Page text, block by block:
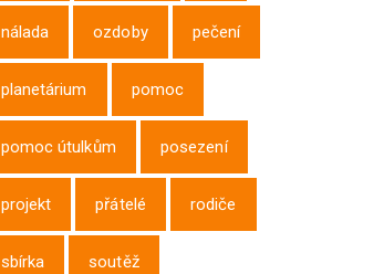
nálada ozdoby pečení
planetárium pomoc
pomoc útulkům posezení
projekt přátelé rodiče
sbírka soutěž